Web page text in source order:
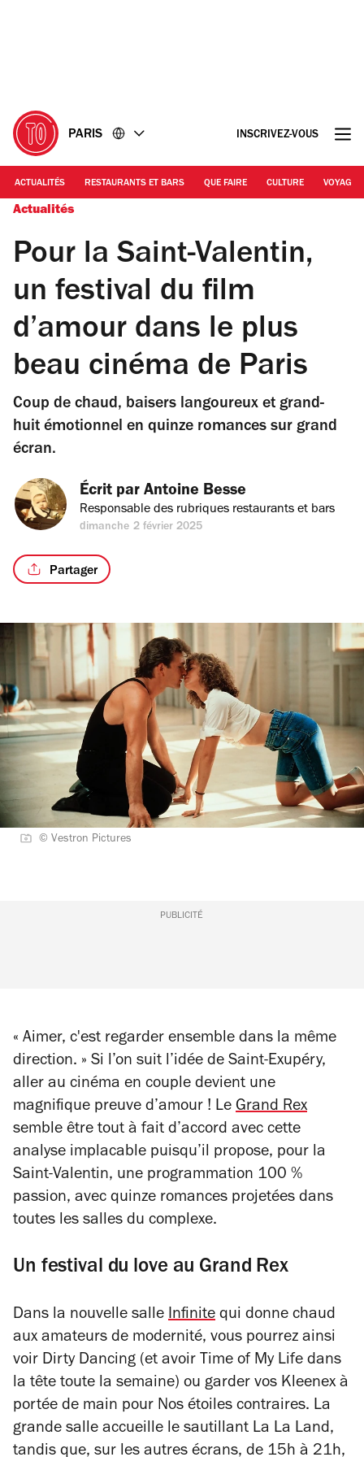
PARIS INSCRIVEZ-VOUS
ACTUALITÉS RESTAURANTS ET BARS QUE FAIRE CULTURE VOYAGE
Actualités
Pour la Saint-Valentin,
un festival du film
d’amour dans le plus
beau cinéma de Paris
Coup de chaud, baisers langoureux et grand-
huit émotionnel en quinze romances sur grand
écran.
Écrit par Antoine Besse
Responsable des rubriques restaurants et bars
dimanche 2 février 2025
Partager
© Vestron Pictures
PUBLICITÉ
« Aimer, c'est regarder ensemble dans la même
direction. » Si l’on suit l’idée de Saint-Exupéry,
aller au cinéma en couple devient une
magnifique preuve d’amour ! Le Grand Rex
semble être tout à fait d’accord avec cette
analyse implacable puisqu’il propose, pour la
Saint-Valentin, une programmation 100 %
passion, avec quinze romances projetées dans
toutes les salles du complexe.
Un festival du love au Grand Rex
Dans la nouvelle salle Infinite qui donne chaud
aux amateurs de modernité, vous pourrez ainsi
voir Dirty Dancing (et avoir Time of My Life dans
la tête toute la semaine) ou garder vos Kleenex à
portée de main pour Nos étoiles contraires. La
grande salle accueille le sautillant La La Land,
tandis que, sur les autres écrans, de 15h à 21h,